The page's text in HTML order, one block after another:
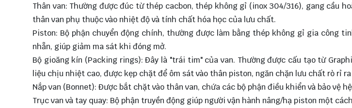
Thân van: Thường được đúc từ thép cacbon, thép không gỉ (inox 304/316), gang cầu
thân van phụ thuộc vào nhiệt độ và tính chất hóa học của lưu chất.
Piston: Bộ phận chuyển động chính, thường được làm bằng thép không gỉ gia công
nhẵn, giúp giảm ma sát khi đóng mở.
Bộ gioăng kín (Packing rings): Đây là "trái tim" của van. Thường được cấu tạo từ
liệu chịu nhiệt cao, được kẹp chặt để ôm sát vào thân piston, ngăn chặn lưu chất rò rỉ
Nắp van (Bonnet): Được bắt chặt vào thân van, chứa các bộ phận điều khiển và bảo vệ
Trục van và tay quay: Bộ phận truyền động giúp người vận hành nâng/hạ piston một